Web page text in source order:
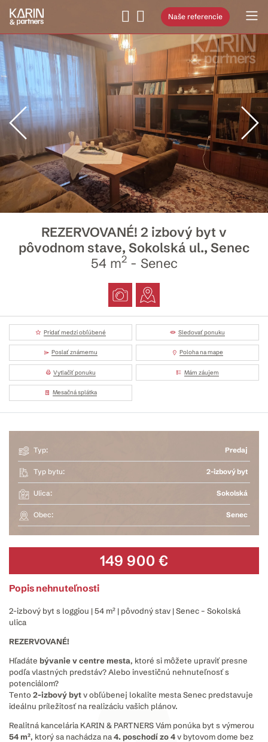
Naše referencie
REZERVOVANÉ! 2 izbový byt v
pôvodnom stave, Sokolská ul., Senec
54 m2- Senec
Pridať medzi obľúbené Sledovať ponuku
Poslať známemu Poloha na mape
Vytlačiť ponuku Mám záujem
Mesačná splátka
Typ: Predaj
Typ bytu: 2-izbový byt
Ulica: Sokolská
Obec: Senec
149 900 €
Popis nehnuteľnosti
2-izbový byt s loggiou | 54 m² | pôvodný stav | Senec – Sokolská
ulica
REZERVOVANÉ!
Hľadáte bývanie v centre mesta, ktoré si môžete upraviť presne
podľa vlastných predstáv? Alebo investičnú nehnuteľnosť s
potenciálom?
Tento2-izbový bytv obľúbenej lokalite mesta Senec predstavuje
ideálnu príležitosť na realizáciu vašich plánov.
Realitná kancelária KARIN & PARTNERS Vám ponúka byt s výmerou
54 m², ktorý sa nachádza na4. poschodí zo 4v bytovom dome bez